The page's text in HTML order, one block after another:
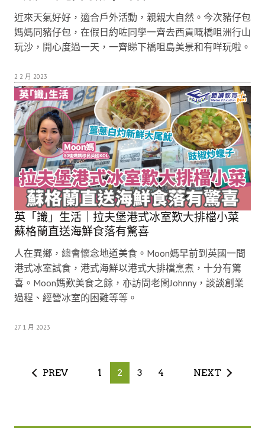
近來天氣好好，適合戶外活動，親親大自然。今次豬仔包
媽媽同豬仔包，在假日約咗同學一齊去西貢嘅橋咀洲行山
玩沙，開心度過一天，一齊睇下橋咀島美景和有咩玩啦。
2 2 月 2023
英「識」生活｜拉夫堡港式冰室歎大排檔小菜
蘇格蘭直送海鮮食落有驚喜
人在異鄉，總會懷念地道美食。Moon媽早前到英國一間
港式冰室試食，港式海鮮以港式大排檔烹煮，十分有驚
喜。Moon媽歎美食之餘，亦訪問老闆Johnny，談談創業
過程、經營冰室的困難等等。
27 1 月 2023
PREV 1 2 3 4 NEXT